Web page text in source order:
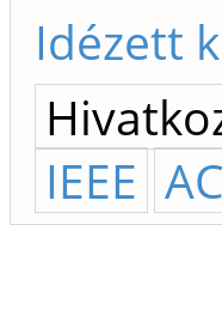
Idézett
IEEE